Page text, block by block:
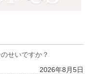
せいですか？
2026年8月5日